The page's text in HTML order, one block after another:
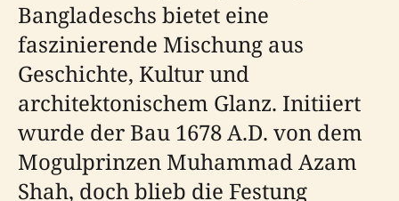
Bangladeschs bietet eine
faszinierende Mischung aus
Geschichte, Kultur und
architektonischem Glanz. Initiiert
wurde der Bau 1678 A.D. von dem
Mogulprinzen Muhammad Azam
Shah, doch blieb die Festung